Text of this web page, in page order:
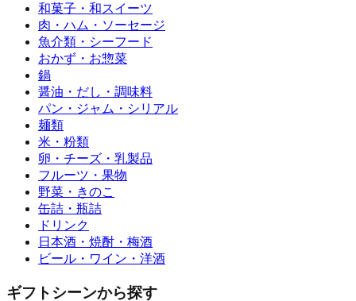
和菓子・和スイーツ
肉・ハム・ソーセージ
魚介類・シーフード
おかず・お惣菜
鍋
醤油・だし・調味料
パン・ジャム・シリアル
麺類
米・粉類
卵・チーズ・乳製品
フルーツ・果物
野菜・きのこ
缶詰・瓶詰
ドリンク
日本酒・焼酎・梅酒
ビール・ワイン・洋酒
ギフトシーンから探す